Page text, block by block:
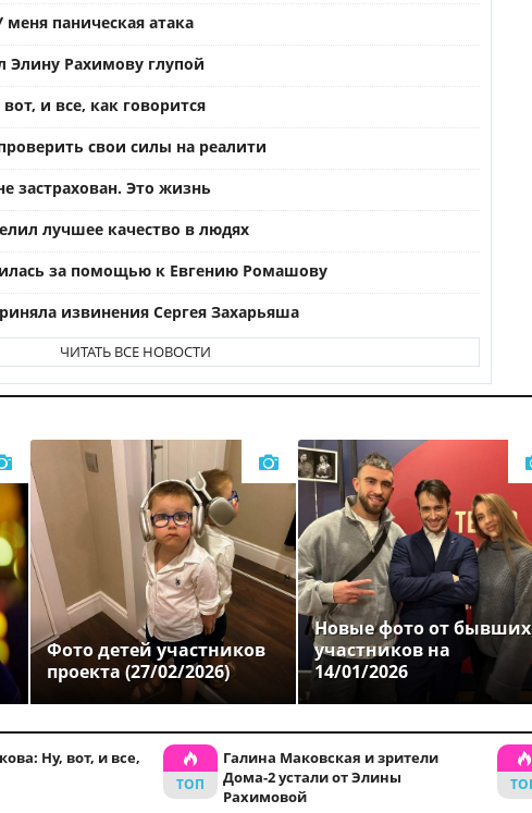
паническая атака
Элину Рахимову глупой
и все, как говорится
свои силы на реалити
застрахован. Это жизнь
лучшее качество в людях
за помощью к Евгению Ромашову
извинения Сергея Захарьяша
ЧИТАТЬ ВСЕ НОВОСТИ
Фото детей участников
проекта (27/02/2026)
Новые фото от бывших
участников на
14/01/2026
Ну, вот, и все,
Галина Маковская и зрители
Дома-2 устали от Элины
Рахимовой